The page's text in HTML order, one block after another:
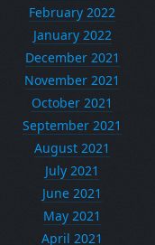
February 2022
January 2022
December 2021
November 2021
October 2021
September 2021
August 2021
July 2021
June 2021
May 2021
April 2021